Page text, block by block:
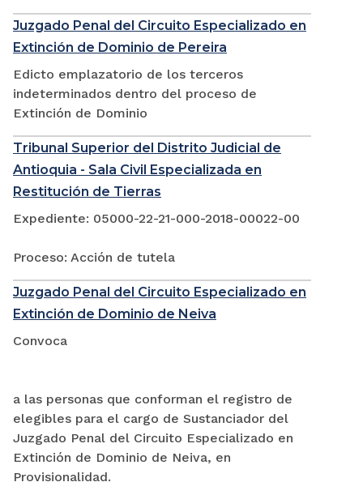
Juzgado Penal del Circuito Especializado en
Extinción de Dominio de Pereira
Edicto emplazatorio de los terceros
indeterminados dentro del proceso de
Extinción de Dominio
Tribunal Superior del Distrito Judicial de
Antioquia - Sala Civil Especializada en
Restitución de Tierras
Expediente: 05000-22-21-000-2018-00022-00
Proceso: Acción de tutela
Juzgado Penal del Circuito Especializado en
Extinción de Dominio de Neiva
Convoca
a las personas que conforman el registro de
elegibles para el cargo de Sustanciador del
Juzgado Penal del Circuito Especializado en
Extinción de Dominio de Neiva, en
Provisionalidad.